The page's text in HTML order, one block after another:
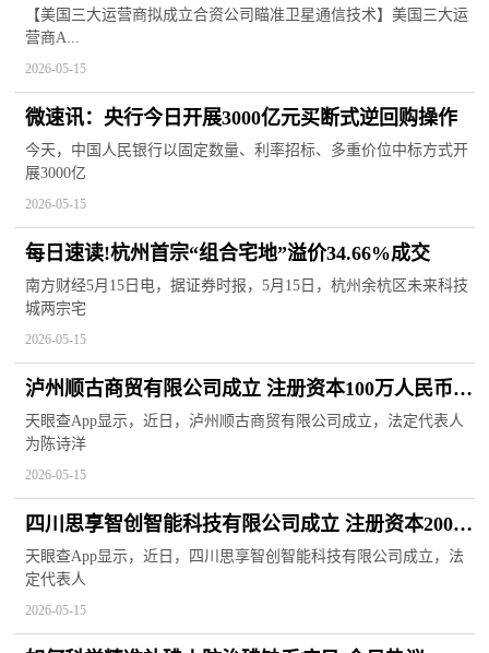
新视野
【美国三大运营商拟成立合资公司瞄准卫星通信技术】美国三大运
营商A...
2026-05-15
微速讯：央行今日开展3000亿元买断式逆回购操作
今天，中国人民银行以固定数量、利率招标、多重价位中标方式开
展3000亿
2026-05-15
每日速读!杭州首宗“组合宅地”溢价34.66%成交
南方财经5月15日电，据证券时报，5月15日，杭州余杭区未来科技
城两宗宅
2026-05-15
泸州顺古商贸有限公司成立 注册资本100万人民币
当前热点
天眼查App显示，近日，泸州顺古商贸有限公司成立，法定代表人
为陈诗洋
2026-05-15
四川思享智创智能科技有限公司成立 注册资本200万
人民币
天眼查App显示，近日，四川思享智创智能科技有限公司成立，法
定代表人
2026-05-15